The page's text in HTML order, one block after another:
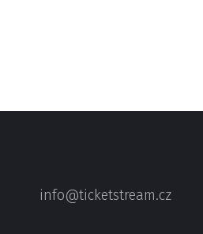
info@ticketstream.cz